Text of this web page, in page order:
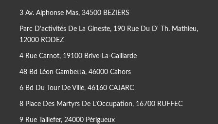
3 Av. Alphonse Mas, 34500 BEZIERS
Parc D'activités De La Gineste, 190 Rue Du D' Th. Mathieu,
12000 RODEZ
4 Rue Carnot, 19100 Brive-La-Gaillarde
48 Bd Léon Gambetta, 46000 Cahors
6 Bd Du Tour De Ville, 46160 CAJARC
8 Place Des Martyrs De L’Occupation, 16700 RUFFEC
9 Rue Taillefer, 24000 Périgueux